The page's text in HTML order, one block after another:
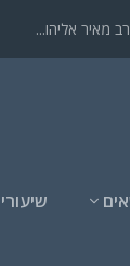
מאיר אליהו...